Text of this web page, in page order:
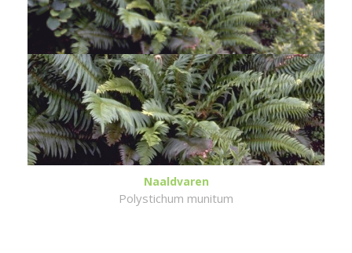
Naaldvaren
Polystichum munitum